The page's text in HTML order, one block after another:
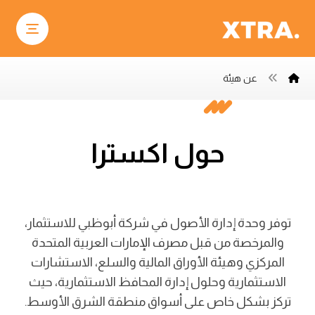
عن هيئة
حول اکسترا
توفر وحدة إدارة الأصول في شركة أبوظبي للاستثمار،
والمرخصة من قبل مصرف الإمارات العربية المتحدة
المركزي وهيئة الأوراق المالية والسلع، الاستشارات
الاستثمارية وحلول إدارة المحافظ الاستثمارية، حيث
تركز بشكل خاص على أسواق منطقة الشرق الأوسط.